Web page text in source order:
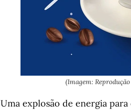
(Imagem:
Uma explosão de energia